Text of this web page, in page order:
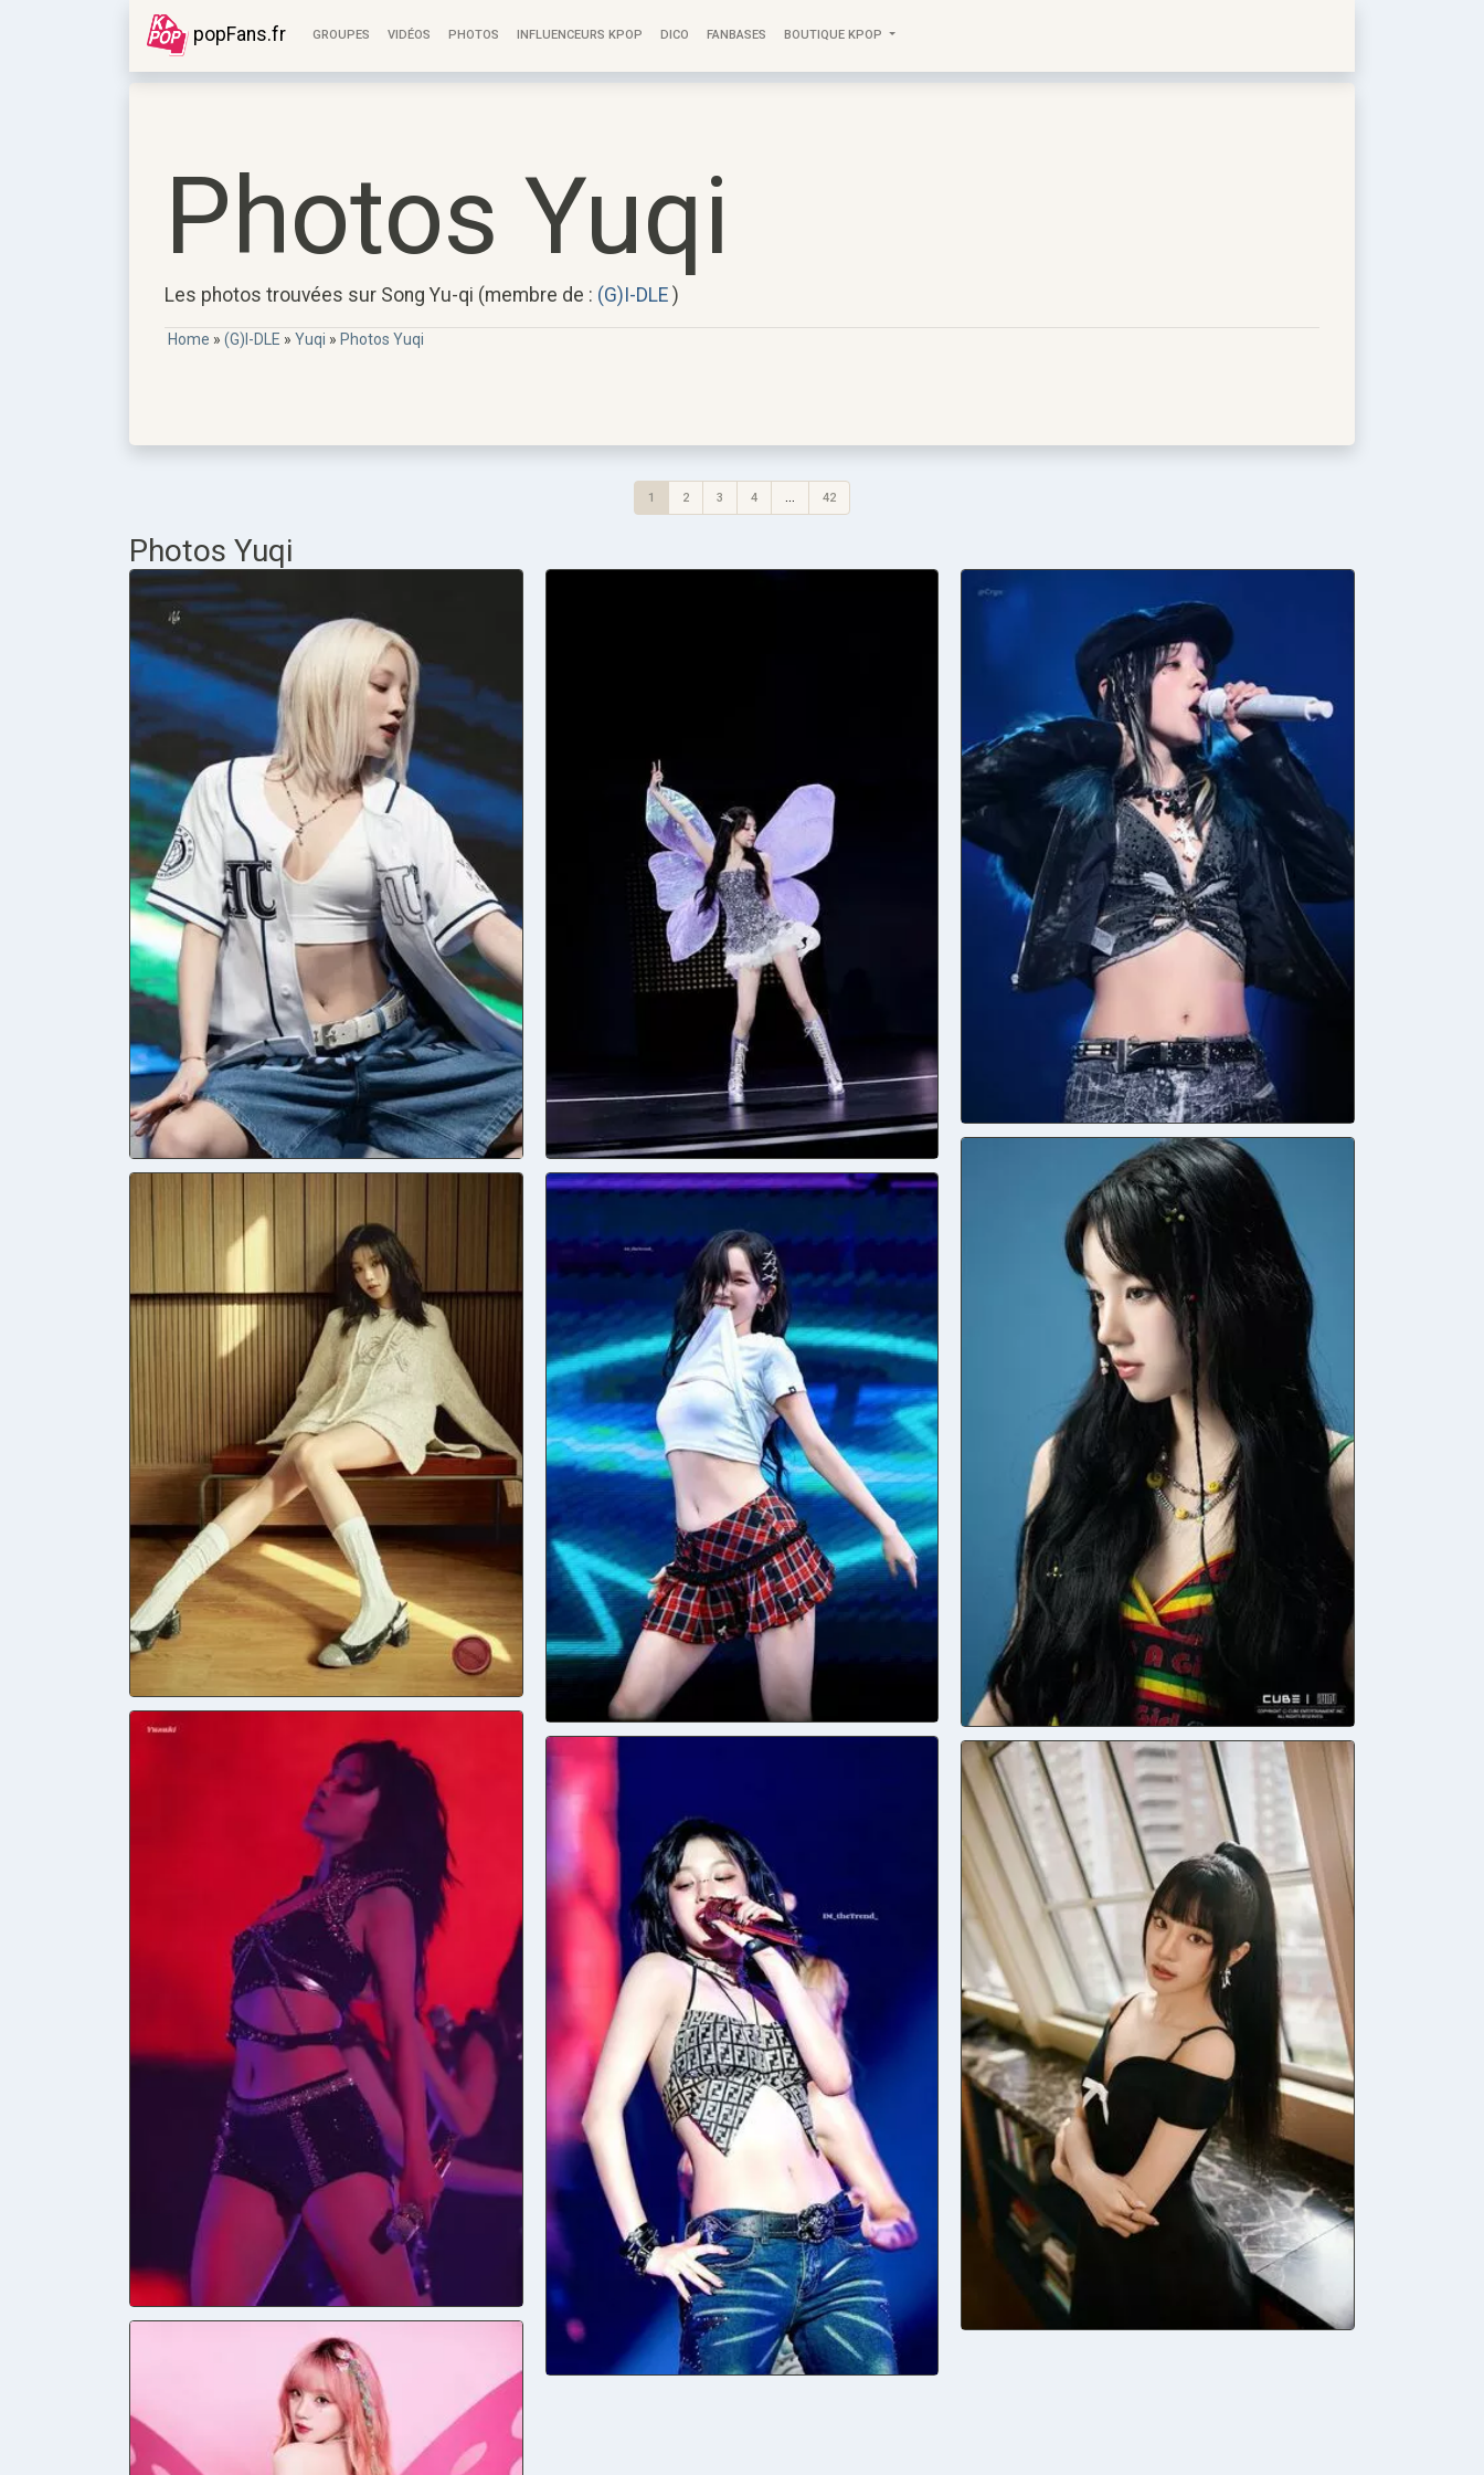
popFans.fr GROUPES VIDÉOS PHOTOS INFLUENCEURS KPOP DICO FANBASES BOUTIQUE KPOP
Photos Yuqi
Les photos trouvées sur Song Yu-qi (membre de : (G)I-DLE )
Home » (G)I-DLE » Yuqi » Photos Yuqi
1 2 3 4 ... 42
Photos Yuqi